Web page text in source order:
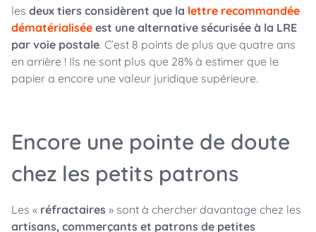
les deux tiers considèrent que la lettre recommandée
dématérialisée est une alternative sécurisée à la LRE
par voie postale. C’est 8 points de plus que quatre ans
en arrière ! Ils ne sont plus que 28% à estimer que le
papier a encore une valeur juridique supérieure.
Encore une pointe de doute
chez les petits patrons
Les « réfractaires » sont à chercher davantage chez les
artisans, commerçants et patrons de petites